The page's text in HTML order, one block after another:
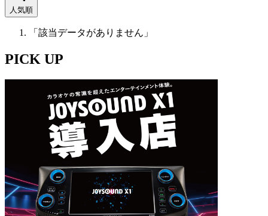
人気順
「該当データがありません」
PICK UP